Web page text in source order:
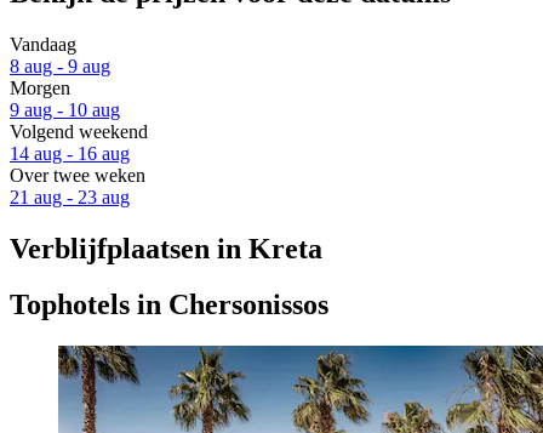
Vandaag
8 aug - 9 aug
Morgen
9 aug - 10 aug
Volgend weekend
14 aug - 16 aug
Over twee weken
21 aug - 23 aug
Verblijfplaatsen in Kreta
Tophotels in Chersonissos